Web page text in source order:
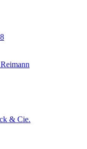
& Cie.